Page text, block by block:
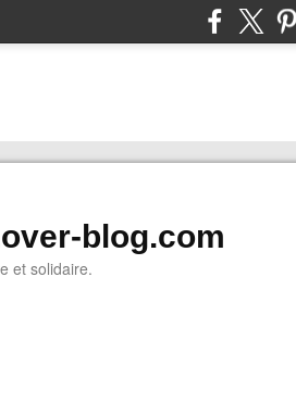
blog.com
et solidaire.